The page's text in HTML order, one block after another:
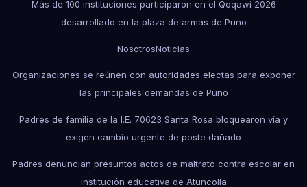
Más de 100 instituciones participaron en el Qoqawi 2026
desarrollado en la plaza de armas de Puno
NosotrosNoticias
Organizaciones se reúnen con autoridades electas para exponer
las principales demandas de Puno
Padres de familia de la I.E. 70623 Santa Rosa bloquearon vía y
exigen cambio urgente de poste dañado
Padres denuncian presuntos actos de maltrato contra escolar en
institución educativa de Atuncolla